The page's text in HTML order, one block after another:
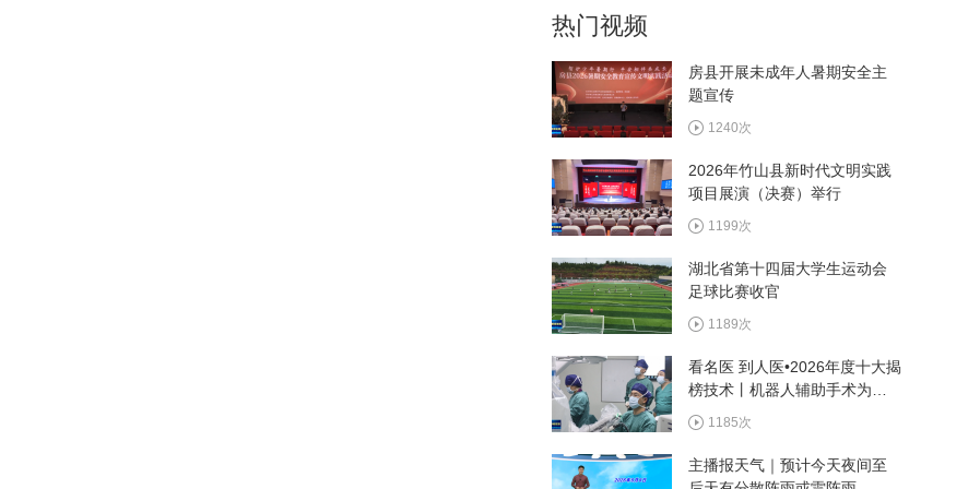
7月1日《直播十堰》
6月30日《直播十堰》
6月29日《直播十堰》
热门视频
房县开展未成年人暑期安全主
题宣传
1240次
2026年竹山县新时代文明实践
项目展演（决赛）举行
1199次
湖北省第十四届大学生运动会
足球比赛收官
1189次
看名医 到人医•2026年度十大揭
榜技术丨机器人辅助手术为患
者诊疗提供新选择
1185次
主播报天气｜预计今天夜间至